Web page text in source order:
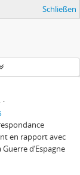
Schließen
en rapport avec
d’Espagne